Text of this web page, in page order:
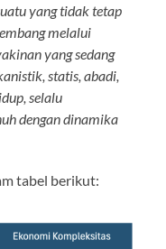
yang tidak tetap
melalui
yang sedang
statis, abadi,
selalu
dengan dinamika
tabel berikut: